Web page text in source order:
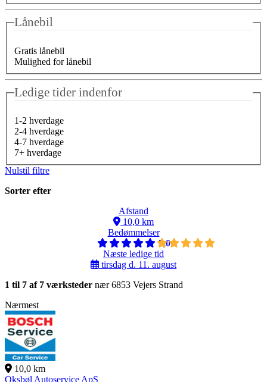
Lånebil
Gratis lånebil
Mulighed for lånebil
Ledige tider indenfor
1-2 hverdage
2-4 hverdage
4-7 hverdage
7+ hverdage
Nulstil filtre
Sorter efter
Afstand
10,0 km
Bedømmelser
5,0
Næste ledige tid
tirsdag d. 11. august
1 til 7 af 7 værksteder nær 6853 Vejers Strand
Nærmest
10,0 km
Oksbøl Autoservice ApS